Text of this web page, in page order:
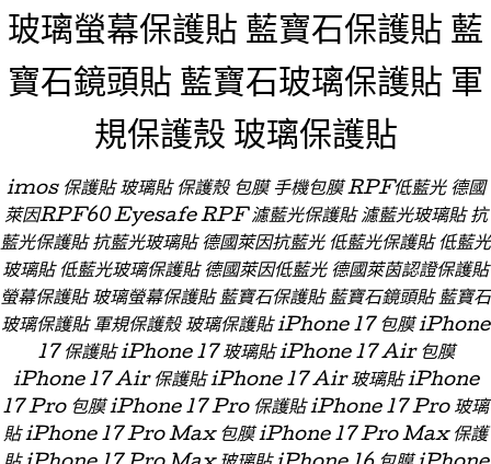
玻璃螢幕保護貼 藍寶石保護貼 藍
寶石鏡頭貼 藍寶石玻璃保護貼 軍
規保護殼 玻璃保護貼
imos 保護貼 玻璃貼 保護殼 包膜 手機包膜 RPF低藍光 德國
萊因RPF60 Eyesafe RPF 濾藍光保護貼 濾藍光玻璃貼 抗
藍光保護貼 抗藍光玻璃貼 德國萊因抗藍光 低藍光保護貼 低藍光
玻璃貼 低藍光玻璃保護貼 德國萊因低藍光 德國萊茵認證保護貼
螢幕保護貼 玻璃螢幕保護貼 藍寶石保護貼 藍寶石鏡頭貼 藍寶石
玻璃保護貼 軍規保護殼 玻璃保護貼 iPhone 17 包膜 iPhone
17 保護貼 iPhone 17 玻璃貼 iPhone 17 Air 包膜
iPhone 17 Air 保護貼 iPhone 17 Air 玻璃貼 iPhone
17 Pro 包膜 iPhone 17 Pro 保護貼 iPhone 17 Pro 玻璃
貼 iPhone 17 Pro Max 包膜 iPhone 17 Pro Max 保護